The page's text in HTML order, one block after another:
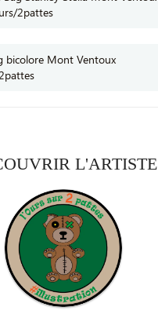
L'ARTISTE